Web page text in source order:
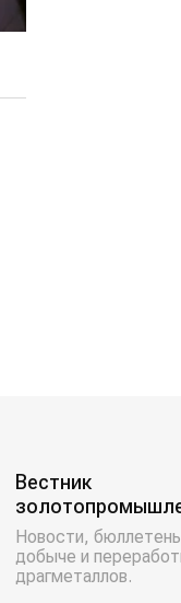
Вестник
Новости,
добыче и
драгметаллов.